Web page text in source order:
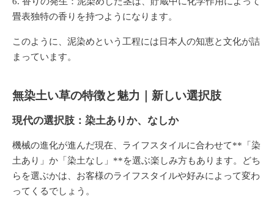
畳表独特の香りを持つようになります。
このように、泥染めという工程には日本人の知恵と文化が詰
まっています。
無染土い草の特徴と魅力｜新しい選択肢
現代の選択肢：染土ありか、なしか
機械の進化が進んだ現在、ライフスタイルに合わせて**「染
土あり」 か 「染土なし」**を選ぶ楽しみ方もあります。どち
らを選ぶかは、お客様のライフスタイルや好みによって変わ
ってくるでしょう。